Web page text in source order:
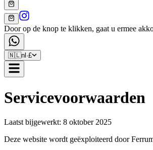
Door op de knop te klikken, gaat u ermee
🇳🇱nl ·£
Servicevoorwaarden
Laatst bijgewerkt: 8 oktober 2025
Deze website wordt geëxploiteerd door